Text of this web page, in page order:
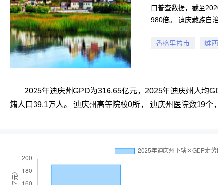
口普查数据，截至
980倍。 迪庆藏族自
香格里拉市
维
2025年迪庆州GPD为316.65亿元，2025年迪庆州人均
籍人口39.1万人。 迪庆州高等院校0所， 迪庆州医院数19个